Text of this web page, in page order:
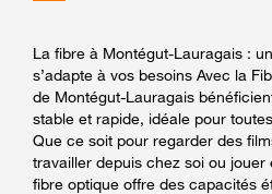
La fibre à Montégut-Lauragais :
s’adapte à vos besoins Avec la
de Montégut-Lauragais
stable et rapide, idéale pour
Que ce soit pour regarder des
travailler depuis chez soi ou jouer
fibre optique offre des capacités